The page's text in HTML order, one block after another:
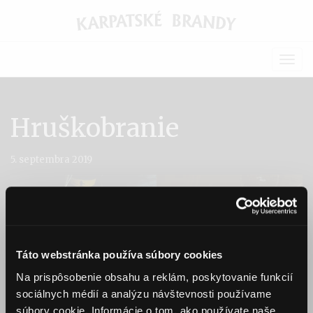
Táto webstránka používa súbory cookies
Na prispôsobenie obsahu a reklám, poskytovanie funkcií
sociálnych médií a analýzu návštevnosti používame
súbory cookie. Informácie o tom, ako používate naše
Hruškobranie